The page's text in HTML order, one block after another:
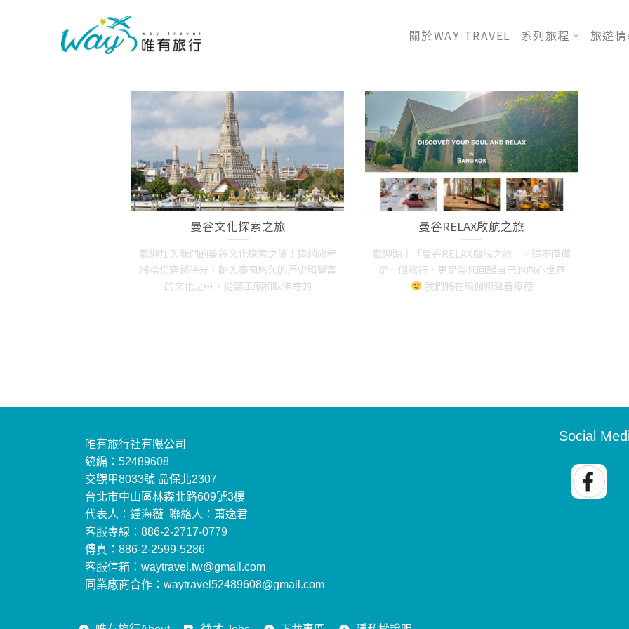
關於WAY TRAVEL 系列旅程 旅遊
曼谷文化探索之旅
歡迎加入我們的曼谷文化探索之旅！這趟旅程
將帶您穿越時光，踏入泰國悠久的歷史和豐富
的文化之中。從鄭王廟和臥佛寺的
曼谷RELAX啟航之旅
歡迎踏上「曼谷RELAX啟航之旅」，這不僅僅
是一個旅行，更是帶您回歸自己的內心世界
我們將在瑜伽和聲音療癒
唯有旅行社有限公司
統編：52489608
交觀甲8033號 品保北2307
台北市中山區林森北路609號3樓
代表人：鍾海薇 聯絡人：蕭逸君
客服專線：886-2-2717-0779
傳真：886-2-2599-5286
客服信箱：waytravel.tw@gmail.com
同業廠商合作：waytravel52489608@gmail.com
Social